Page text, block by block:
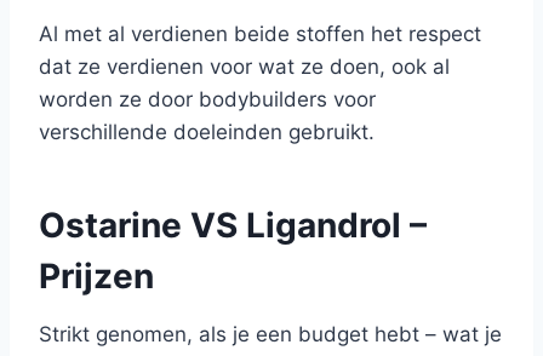
Al met al verdienen beide stoffen het respect
dat ze verdienen voor wat ze doen, ook al
worden ze door bodybuilders voor
verschillende doeleinden gebruikt.
Ostarine VS Ligandrol –
Prijzen
Strikt genomen, als je een budget hebt – wat je